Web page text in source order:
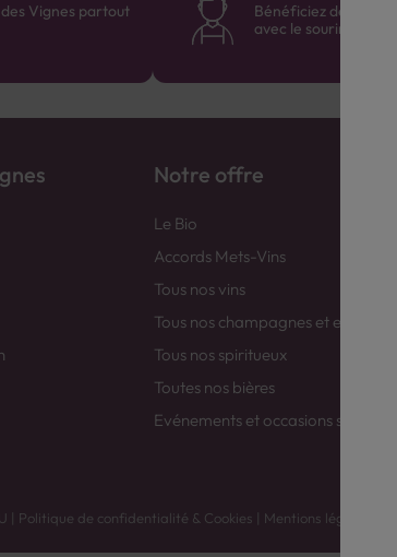
Vignes partout
Bénéficiez de
avec le sourire :)
Notre offre
Le Bio
Accords Mets-Vins
Tous nos vins
Tous nos champagnes et
Tous nos spiritueux
Toutes nos bières
Evénements et occasions spéciales
| Politique de confidentialité & Cookies | Mentions légales